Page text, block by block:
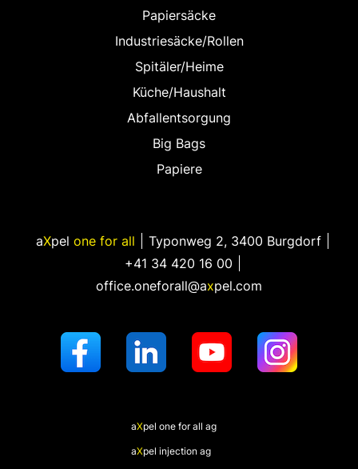
Papiersäcke
Industriesäcke/Rollen
Spitäler/Heime
Küche/Haushalt
Abfallentsorgung
Big Bags
Papiere
aXpel one for all Typonweg 2, 3400 Burgdorf
+41 34 420 16 00
office.oneforall@axpel.com
aXpel one for all ag
aXpel injection ag